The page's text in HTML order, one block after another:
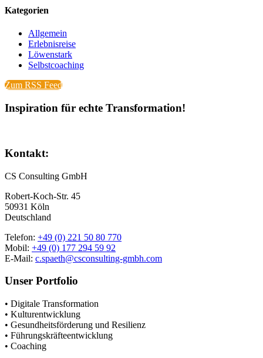
Kategorien
Allgemein
Erlebnisreise
Löwenstark
Selbstcoaching
Zum RSS Feed
Inspiration für echte Transformation!
Kontakt:
CS Consulting GmbH
Robert-Koch-Str. 45
50931 Köln
Deutschland
Telefon: +49 (0) 221 50 80 770
Mobil: +49 (0) 177 294 59 92
E-Mail: c.spaeth@csconsulting-gmbh.com
Unser Portfolio
• Digitale Transformation
• Kulturentwicklung
• Gesundheitsförderung und Resilienz
• Führungskräfteentwicklung
• Coaching